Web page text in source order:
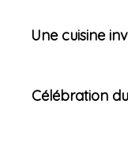
Une cuisine
Célébration